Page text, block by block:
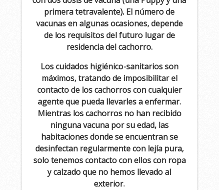
primera tetravalente). El número de
vacunas en algunas ocasiones, depende
de los requisitos del futuro lugar de
residencia del cachorro.
Los cuidados higiénico-sanitarios son
máximos, tratando de imposibilitar el
contacto de los cachorros con cualquier
agente que pueda llevarles a enfermar.
Mientras los cachorros no han recibido
ninguna vacuna por su edad, las
habitaciones donde se encuentran se
desinfectan regularmente con lejía pura,
solo tenemos contacto con ellos con ropa
y calzado que no hemos llevado al
exterior.